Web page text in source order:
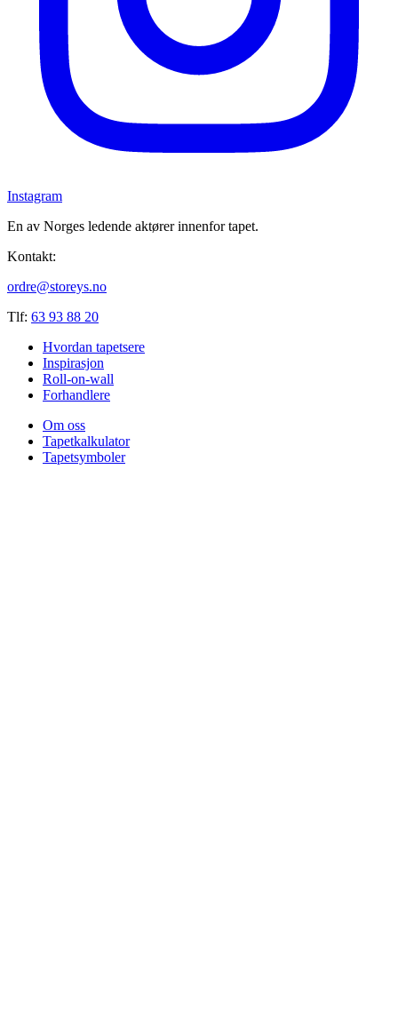
Instagram
En av Norges ledende aktører innenfor tapet.
Kontakt:
ordre@storeys.no
Tlf: 63 93 88 20
Hvordan tapetsere
Inspirasjon
Roll-on-wall
Forhandlere
Om oss
Tapetkalkulator
Tapetsymboler